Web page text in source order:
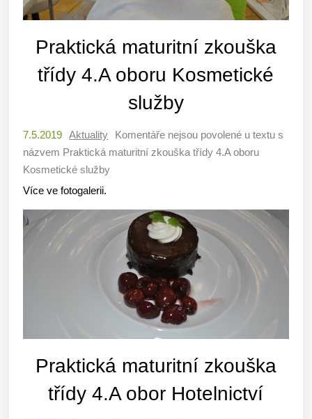
Praktická maturitní zkouška
třídy 4.A oboru Kosmetické
služby
7.5.2019 Aktuality Komentáře nejsou povolené u textu s
názvem Praktická maturitní zkouška třídy 4.A oboru
Kosmetické služby
Více ve fotogalerii.
Praktická maturitní zkouška
třídy 4.A obor Hotelnictví